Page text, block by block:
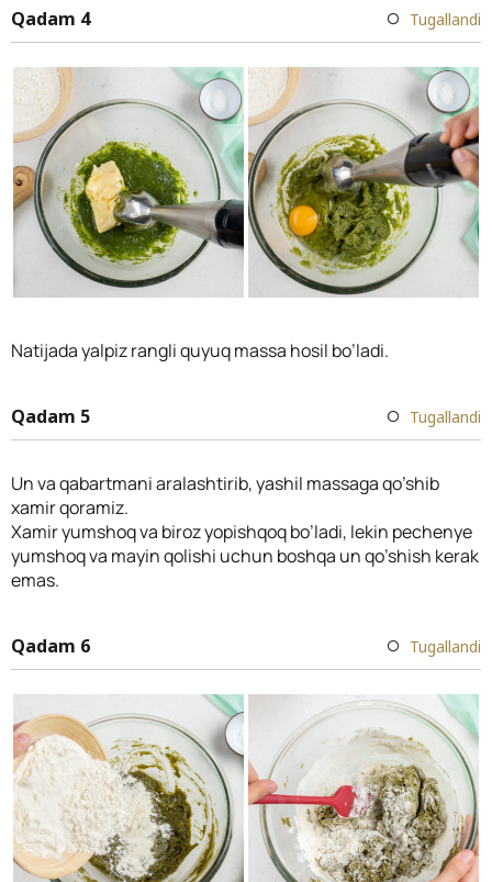
Qadam 4 Tugallandi
Natijada yalpiz rangli quyuq massa hosil bo’ladi.
Qadam 5 Tugallandi
Un va qabartmani aralashtirib, yashil massaga qo’shib
xamir qoramiz.
Xamir yumshoq va biroz yopishqoq bo’ladi, lekin pechenye
yumshoq va mayin qolishi uchun boshqa un qo’shish kerak
emas.
Qadam 6 Tugallandi